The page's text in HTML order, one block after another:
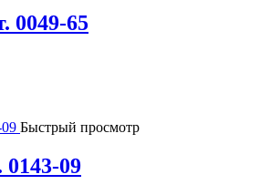
0049-65
Быстрый просмотр
0143-09